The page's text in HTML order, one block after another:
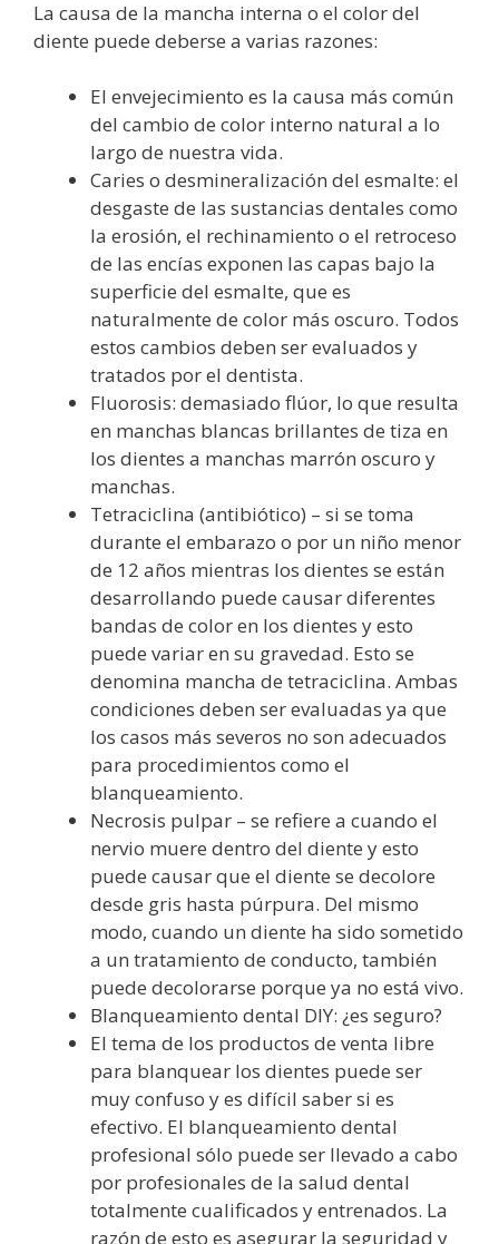
La causa de la mancha interna o el color del
diente puede deberse a varias razones:
El envejecimiento es la causa más común
del cambio de color interno natural a lo
largo de nuestra vida.
Caries o desmineralización del esmalte: el
desgaste de las sustancias dentales como
la erosión, el rechinamiento o el retroceso
de las encías exponen las capas bajo la
superficie del esmalte, que es
naturalmente de color más oscuro. Todos
estos cambios deben ser evaluados y
tratados por el dentista.
Fluorosis: demasiado flúor, lo que resulta
en manchas blancas brillantes de tiza en
los dientes a manchas marrón oscuro y
manchas.
Tetraciclina (antibiótico) – si se toma
durante el embarazo o por un niño menor
de 12 años mientras los dientes se están
desarrollando puede causar diferentes
bandas de color en los dientes y esto
puede variar en su gravedad. Esto se
denomina mancha de tetraciclina. Ambas
condiciones deben ser evaluadas ya que
los casos más severos no son adecuados
para procedimientos como el
blanqueamiento.
Necrosis pulpar – se refiere a cuando el
nervio muere dentro del diente y esto
puede causar que el diente se decolore
desde gris hasta púrpura. Del mismo
modo, cuando un diente ha sido sometido
a un tratamiento de conducto, también
puede decolorarse porque ya no está vivo.
Blanqueamiento dental DIY: ¿es seguro?
El tema de los productos de venta libre
para blanquear los dientes puede ser
muy confuso y es difícil saber si es
efectivo. El blanqueamiento dental
profesional sólo puede ser llevado a cabo
por profesionales de la salud dental
totalmente cualificados y entrenados. La
razón de esto es asegurar la seguridad y